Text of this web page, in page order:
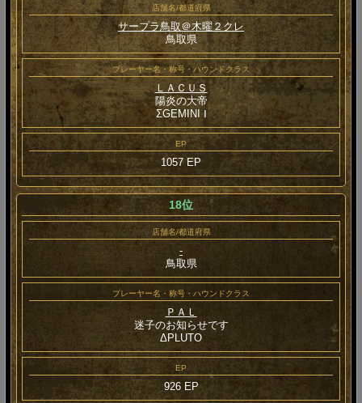
店舗名/都道府県
サープラ鳥取＠木曜２クレ
鳥取県
プレーヤー名・称号・ハウンドクラス
ＬＡＣＵＳ
陽炎の大帝
ΣGEMINI Ⅰ
EP
1057 EP
18位
店舗名/都道府県
-
鳥取県
プレーヤー名・称号・ハウンドクラス
ＰＡＬ
迷子のお知らせです
ΔPLUTO
EP
926 EP